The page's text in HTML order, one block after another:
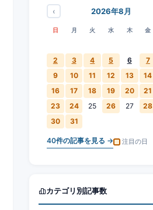
‹ 2026年8月
日 月 火 水 木 金
2
3 4 5 6 7
9
10 11 12 13 14
16
17 18 19 20 21
23
24 25 26 27 28
30
31
40件の記事を見る → 注目の日
カテゴリ別記事数